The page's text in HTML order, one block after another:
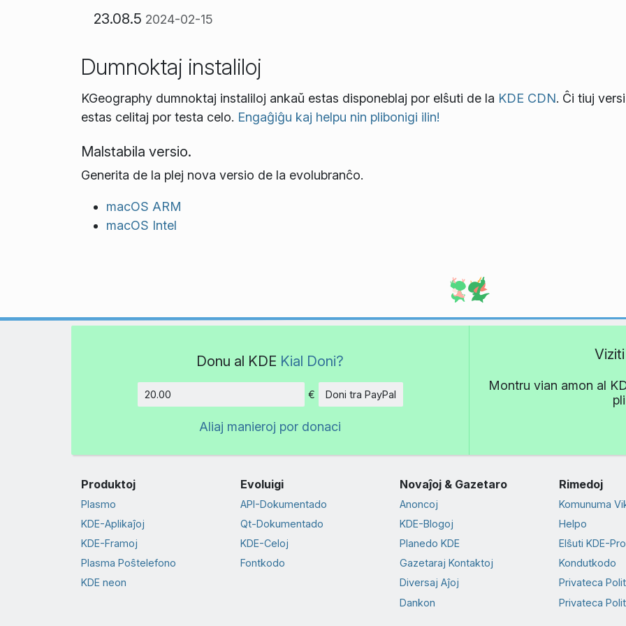
23.08.5 2024-02-15
Dumnoktaj instaliloj
KGeography dumnoktaj instaliloj ankaŭ estas disponeblaj por elŝuti de la KDE CDN. Ĉi tiuj
estas celitaj por testa celo. Engaĝiĝu kaj helpu nin plibonigi ilin!
Malstabila versio.
Generita de la plej nova versio de la evolubranĉo.
macOS ARM
macOS Intel
Donu al KDE Kial Doni?
€ Doni tra PayPal
Aliaj manieroj por donaci
Montru vian amon al
Produktoj
Plasmo
KDE-Aplikaĵoj
KDE-Framoj
Plasma Poŝtelefono
KDE neon
Evoluigi
API-Dokumentado
Qt-Dokumentado
KDE-Celoj
Fontkodo
Novaĵoj & Gazetaro
Anoncoj
KDE-Blogoj
Planedo KDE
Gazetaraj Kontaktoj
Diversaj Aĵoj
Dankon
Rimedoj
Komunuma
Helpo
Elŝuti KDE-
Kondutkodo
Privateca
Privateca